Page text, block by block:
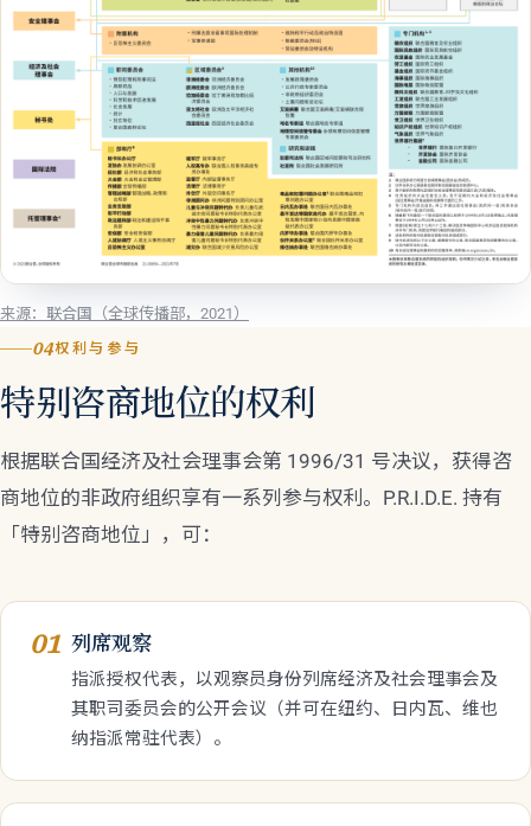
来源：联合国（全球传播部，2021）
04权利与参与
特别咨商地位的权利
根据联合国经济及社会理事会第 1996/31 号决议，获得咨
商地位的非政府组织享有一系列参与权利。P.R.I.D.E. 持有
「特别咨商地位」，可：
01 列席观察
指派授权代表，以观察员身份列席经济及社会理事会及
其职司委员会的公开会议（并可在纽约、日内瓦、维也
纳指派常驻代表）。